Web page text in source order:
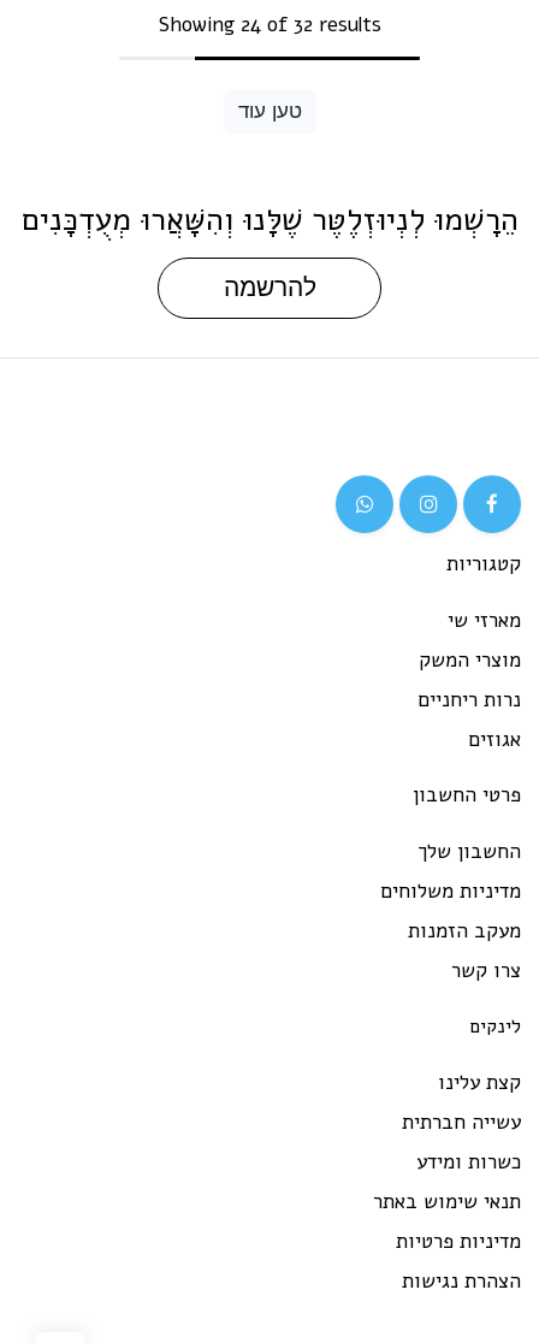
Showing 24 of 32 results
טען עוד
הֵרָשְׁמוּ לְנְיוּזְלֶטֶּר שֶׁלָּנוּ וְהִשָּׁאֲרוּ מְעֻדְכָּנִים
להרשמה
קטגוריות
מארזי שי
מוצרי המשק
נרות ריחניים
אגוזים
פרטי החשבון
החשבון שלך
מדיניות משלוחים
מעקב הזמנות
צרו קשר
לינקים
קצת עלינו
עשייה חברתית
כשרות ומידע
תנאי שימוש באתר
מדיניות פרטיות
הצהרת נגישות